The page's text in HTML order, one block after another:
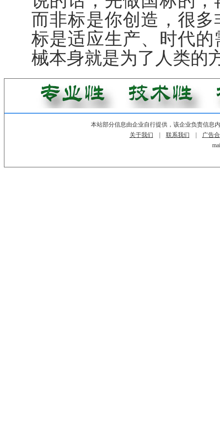
而非标是你创造，很
标是适应生产、时代
械本身就是为了人类的
本站部分信息由企业自行提供，该企业负责信息
关于我们
联系我们
广告